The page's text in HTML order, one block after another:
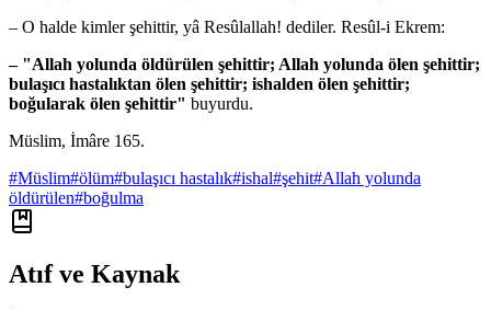
– O halde kimler şehittir, yâ Resûlallah! dediler. Resûl-i Ekrem:
– "Allah yolunda öldürülen şehittir; Allah yolunda ölen şehittir;
bulaşıcı hastalıktan ölen şehittir; ishalden ölen şehittir;
boğularak ölen şehittir" buyurdu.
Müslim, İmâre 165.
#Müslim#ölüm#bulaşıcı hastalık#ishal#şehit#Allah yolunda
öldürülen#boğulma
Atıf ve Kaynak